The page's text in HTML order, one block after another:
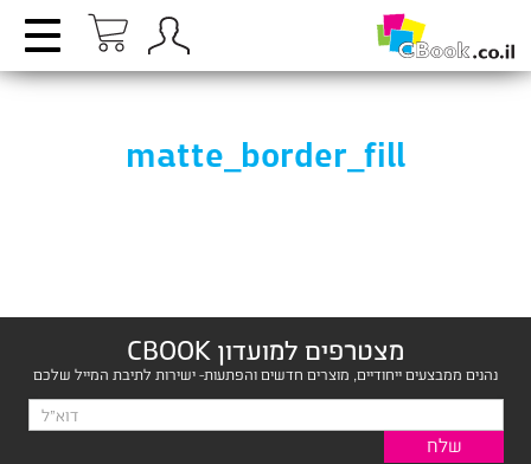
matte_border_fill
מצטרפים למועדון CBOOK
נהנים ממבצעים ייחודיים, מוצרים חדשים והפתעות- ישירות לתיבת המייל שלכם